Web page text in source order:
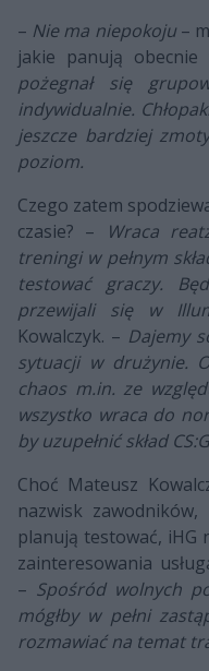
– Nie ma niepokoju–
jakie panują obecnie
pożegnał się
indywidualnie.
jeszcze bardziej
poziom.
Czego zatem
czasie? –
Wraca
treningi w pełnym
testować graczy.
przewijali się w
Kowalczyk. – Dajemy
sytuacji w drużynie.
chaos m.in. ze
wszystko wraca do
by uzupełnić skład
Choć Mateusz
nazwisk
planują testować, iHG
zainteresowania
– Spośród wolnych
mógłby w pełni
rozmawiać na temat